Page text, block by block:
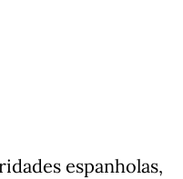
espanholas,